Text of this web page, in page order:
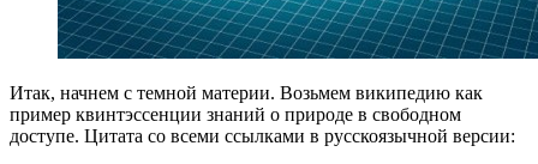
Итак, начнем с темной материи. Возьмем википедию как
пример квинтэссенции знаний о природе в свободном
доступе. Цитата со всеми ссылками в русскоязычной версии: